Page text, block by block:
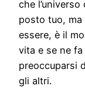
che
posto tuo, ma
essere, è il
vita e se ne
preoccuparsi
gli altri.